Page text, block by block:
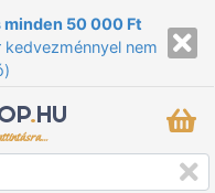
50 000 Ft
kedvezménnyel nem
.HU